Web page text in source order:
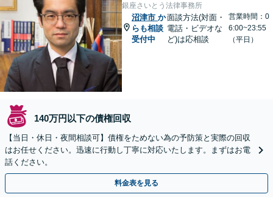
銀座さいとう法律事務所
沼津市 か
らも相談
受付中
面談方法(対面・
電話・ビデオな
ど)は応相談
営業時間：0
6:00~23:55
（平日）
140万円以下の債権回収
【当日・休日・夜間相談可】債権をためない為の予防策と実際の回収
はお任せください。迅速に行動し丁寧に対応いたします。まずはお電
話ください。
料金表を見る